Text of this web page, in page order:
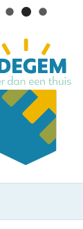
Naar
inhoud